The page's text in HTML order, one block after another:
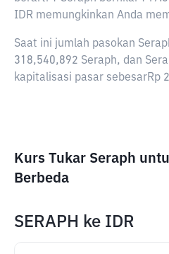
IDR memungkinkan Anda
Saat ini jumlah pasokan
318,540,892 Seraph, dan
kapitalisasi pasar sebesarRp
Kurs Tukar Seraph
Berbeda
SERAPH ke IDR